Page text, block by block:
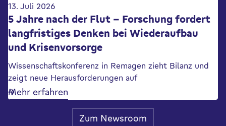
13. Juli 2026
5 Jahre nach der Flut – Forschung fordert
langfristiges Denken bei Wiederaufbau
und Krisenvorsorge
Wissenschaftskonferenz in Remagen zieht Bilanz und
zeigt neue Herausforderungen auf
Mehr erfahren
Zum Newsroom